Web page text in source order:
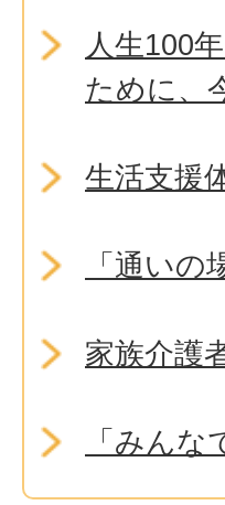
人生100
ために、
生活支援
「通い
家族介護
「みん